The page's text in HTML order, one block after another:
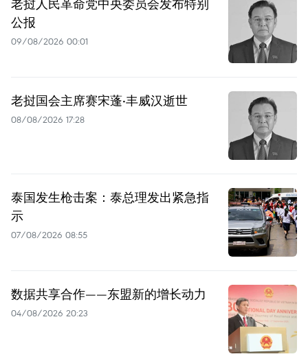
老挝人民革命党中央委员会发布特别
公报
09/08/2026 00:01
老挝国会主席赛宋蓬·丰威汉逝世
08/08/2026 17:28
泰国发生枪击案：泰总理发出紧急指
示
07/08/2026 08:55
数据共享合作——东盟新的增长动力
04/08/2026 20:23